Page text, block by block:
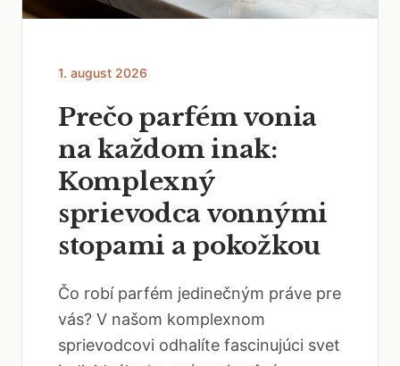
1. august 2026
Prečo parfém vonia
na každom inak:
Komplexný
sprievodca vonnými
stopami a pokožkou
Čo robí parfém jedinečným práve pre
vás? V našom komplexnom
sprievodcovi odhalíte fascinujúci svet